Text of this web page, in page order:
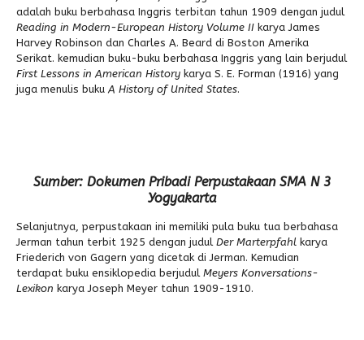
adalah buku berbahasa Inggris terbitan tahun 1909 dengan judul
Reading in Modern-European History Volume II karya James
Harvey Robinson dan Charles A. Beard di Boston Amerika
Serikat. kemudian buku-buku berbahasa Inggris yang lain berjudul
First Lessons in American History karya S. E. Forman (1916) yang
juga menulis buku A History of United States.
Sumber: Dokumen Pribadi Perpustakaan SMA N 3
Yogyakarta
Selanjutnya, perpustakaan ini memiliki pula buku tua berbahasa
Jerman tahun terbit 1925 dengan judul Der Marterpfahl karya
Friederich von Gagern yang dicetak di Jerman. Kemudian
terdapat buku ensiklopedia berjudul Meyers Konversations-
Lexikon karya Joseph Meyer tahun 1909-1910.